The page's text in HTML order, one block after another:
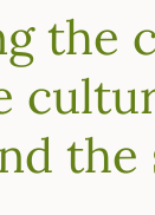
the
the